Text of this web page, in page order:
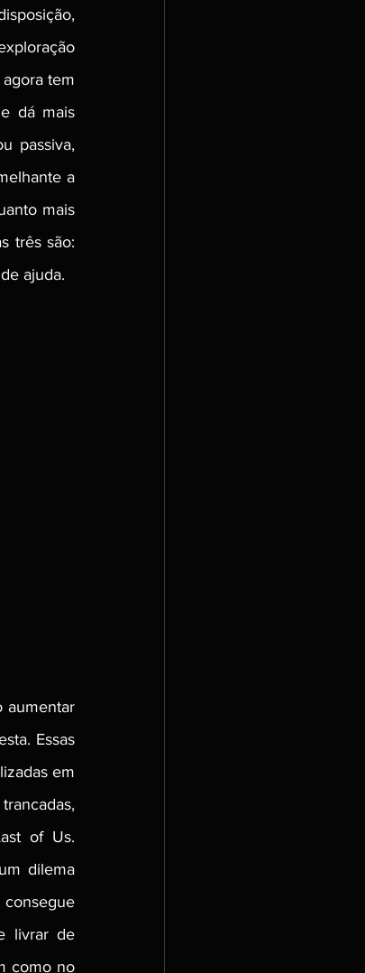
tem
dá mais
passiva,
a
mais
três são:
ajuda.
aumentar
Essas
em
of Us.
dilema
consegue
livrar de
como no